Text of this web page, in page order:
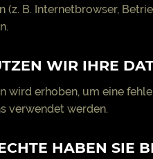
(z. B. Internetbrowser,
WIR IHRE
wird erhoben, um eine
verwendet werden.
HABEN SIE